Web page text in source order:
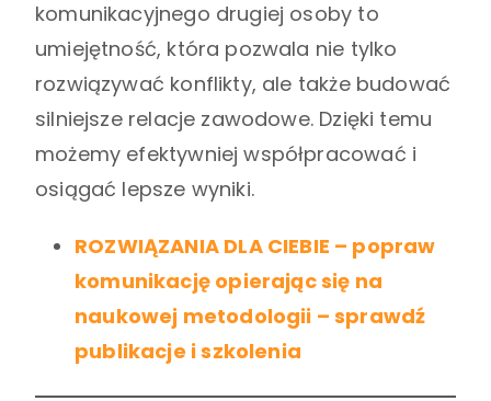
komunikacyjnego drugiej osoby to
umiejętność, która pozwala nie tylko
rozwiązywać konflikty, ale także budować
silniejsze relacje zawodowe. Dzięki temu
możemy efektywniej współpracować i
osiągać lepsze wyniki.
ROZWIĄZANIA DLA CIEBIE – popraw
komunikację opierając się na
naukowej metodologii – sprawdź
publikacje i szkolenia